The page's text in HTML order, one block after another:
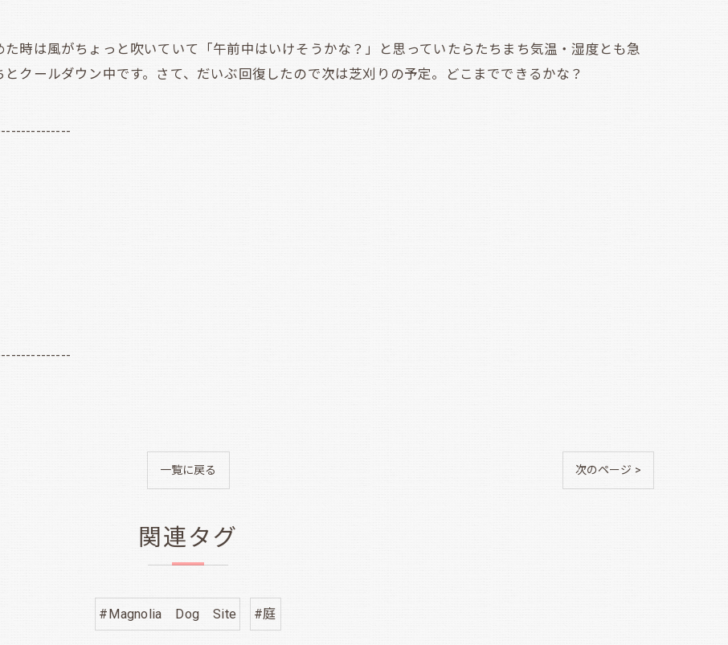
時は風がちょっと吹いていて「午前中はいけそうかな？」と思っていたらたちまち気温・湿度とも急
クールダウン中です。さて、だいぶ回復したので次は芝刈りの予定。どこまでできるかな？
一覧に戻る 次のページ >
関連タグ
#Magnolia Dog Site #庭